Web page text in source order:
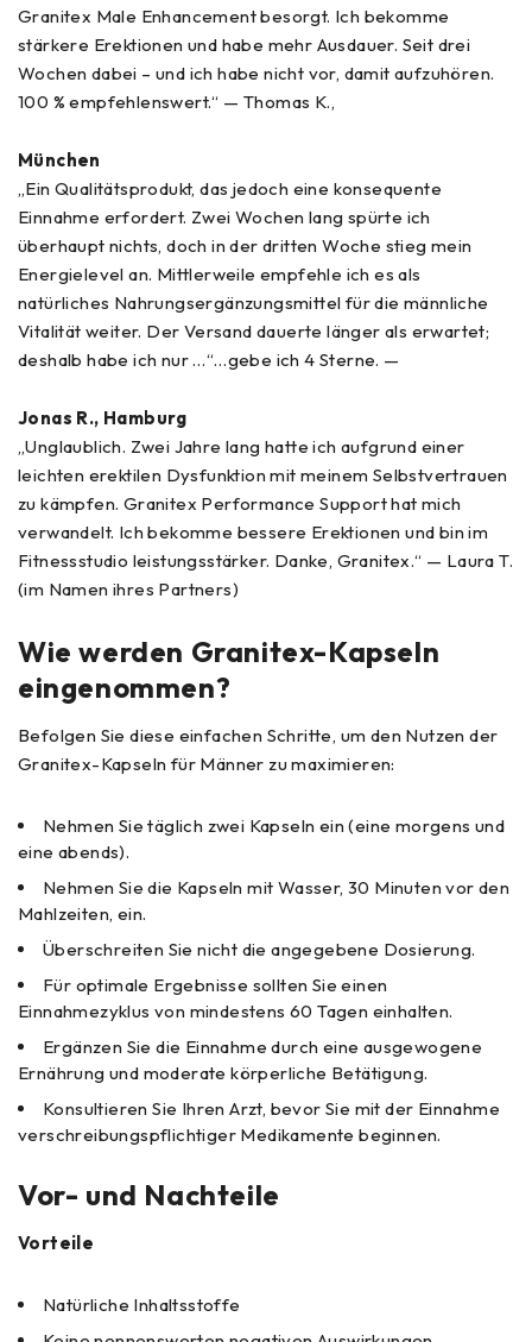
Granitex Male Enhancement besorgt. Ich bekomme
stärkere Erektionen und habe mehr Ausdauer. Seit drei
Wochen dabei – und ich habe nicht vor, damit aufzuhören.
100 % empfehlenswert.“ — Thomas K.,
München
„Ein Qualitätsprodukt, das jedoch eine konsequente
Einnahme erfordert. Zwei Wochen lang spürte ich
überhaupt nichts, doch in der dritten Woche stieg mein
Energielevel an. Mittlerweile empfehle ich es als
natürliches Nahrungsergänzungsmittel für die männliche
Vitalität weiter. Der Versand dauerte länger als erwartet;
deshalb habe ich nur …“…gebe ich 4 Sterne. —
Jonas R., Hamburg
„Unglaublich. Zwei Jahre lang hatte ich aufgrund einer
leichten erektilen Dysfunktion mit meinem Selbstvertrauen
zu kämpfen. Granitex Performance Support hat mich
verwandelt. Ich bekomme bessere Erektionen und bin im
Fitnessstudio leistungsstärker. Danke, Granitex.“ — Laura T.
(im Namen ihres Partners)
Wie werden Granitex-Kapseln
eingenommen?
Befolgen Sie diese einfachen Schritte, um den Nutzen der
Granitex-Kapseln für Männer zu maximieren:
Nehmen Sie täglich zwei Kapseln ein (eine morgens und
eine abends).
Nehmen Sie die Kapseln mit Wasser, 30 Minuten vor den
Mahlzeiten, ein.
Überschreiten Sie nicht die angegebene Dosierung.
Für optimale Ergebnisse sollten Sie einen
Einnahmezyklus von mindestens 60 Tagen einhalten.
Ergänzen Sie die Einnahme durch eine ausgewogene
Ernährung und moderate körperliche Betätigung.
Konsultieren Sie Ihren Arzt, bevor Sie mit der Einnahme
verschreibungspflichtiger Medikamente beginnen.
Vor- und Nachteile
Vorteile
Natürliche Inhaltsstoffe